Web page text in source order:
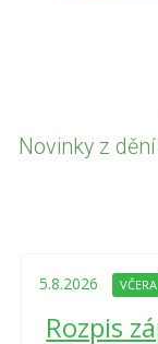
Novinky z
5.8.2026 VČERA
Rozpis